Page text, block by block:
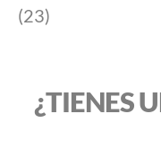
(23)
¿TIENES